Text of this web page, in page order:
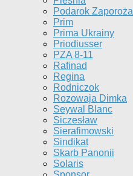
Podarok Zaporoża
Prim
Prima Ukrainy
Priodiusser
PZA 8-11
Rafinad
Regina
Rodniczok
Rozowaja Dimka
Seywal Blanc
Siczesław
Sierafimowski
Sindikat
Skarb Panonii
Solaris